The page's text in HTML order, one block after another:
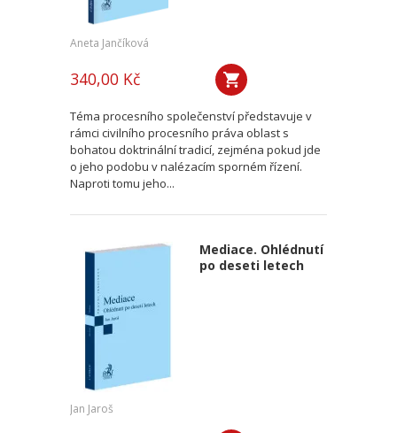
Aneta Jančíková
340,00 Kč
Téma procesního společenství představuje v
rámci civilního procesního práva oblast s
bohatou doktrinální tradicí, zejména pokud jde
o jeho podobu v nalézacím sporném řízení.
Naproti tomu jeho...
Mediace. Ohlédnutí
po deseti letech
Jan Jaroš